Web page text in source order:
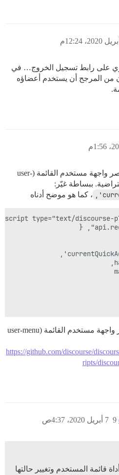
على رابط تسجيل الخروج… في
من المرجح أن يستخدم أعضاؤه
يمكنك فعل ذلك بإعادة فتح عنصر واجهة مستخدم القائمة (user-
، كما هو موضح أدناه
لمزيد من التفاصيل حول عنصر واجهة مستخدم القائمة (user-menu
https://github.com/discourse/
ripts/
7 أبريل 2020، 4:37ص 9
قائمة المستخدم وتغيير حالتها